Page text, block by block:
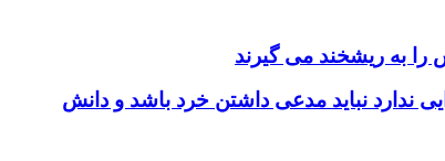
به ریشخند می گیرند
ندارد نباید مدعی داشتن خرد باشد و دانش